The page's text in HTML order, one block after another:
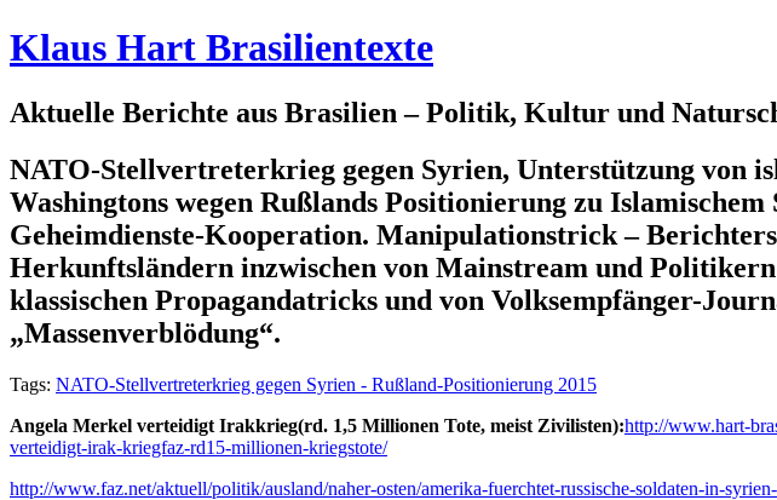
Klaus Hart Brasilientexte
Aktuelle Berichte aus Brasilien – Politik, Kultur und
NATO-Stellvertreterkrieg gegen Syrien, Unterstützung von
Washingtons wegen Rußlands Positionierung zu
Geheimdienste-Kooperation. Manipulationstrick –
Herkunftsländern inzwischen von Mainstream und
klassischen Propagandatricks und von Volksempfänger-
„Massenverblödung“.
Tags: NATO-Stellvertreterkrieg gegen Syrien - Rußland-Positionierung 2015
Angela Merkel verteidigt Irakkrieg(rd. 1,5 Millionen Tote, meist Zivilisten):http://www.hart-
verteidigt-irak-kriegfaz-rd15-millionen-kriegstote/
http://www.faz.net/aktuell/politik/ausland/naher-osten/amerika-fuerchtet-russische-soldaten-in-